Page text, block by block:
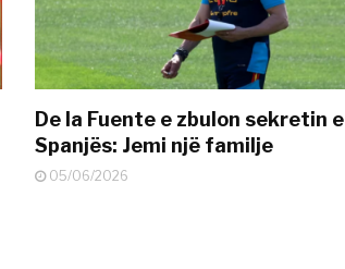
De la Fuente e zbulon sekretin e
Spanjës: Jemi një familje
05/06/2026